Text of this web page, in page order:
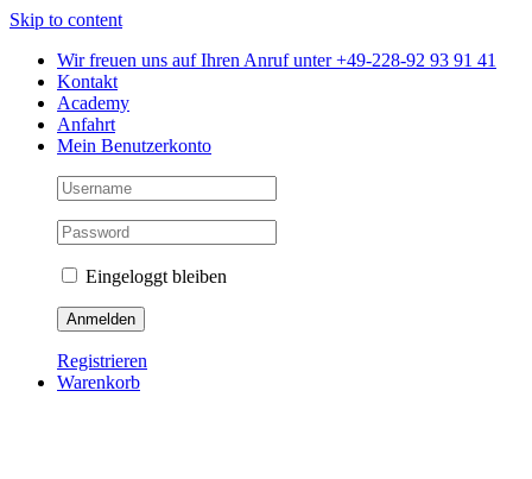
Skip to content
Wir freuen uns auf Ihren Anruf unter +49-228-92 93 91 41
Kontakt
Academy
Anfahrt
Mein Benutzerkonto
Eingeloggt bleiben
Registrieren
Warenkorb